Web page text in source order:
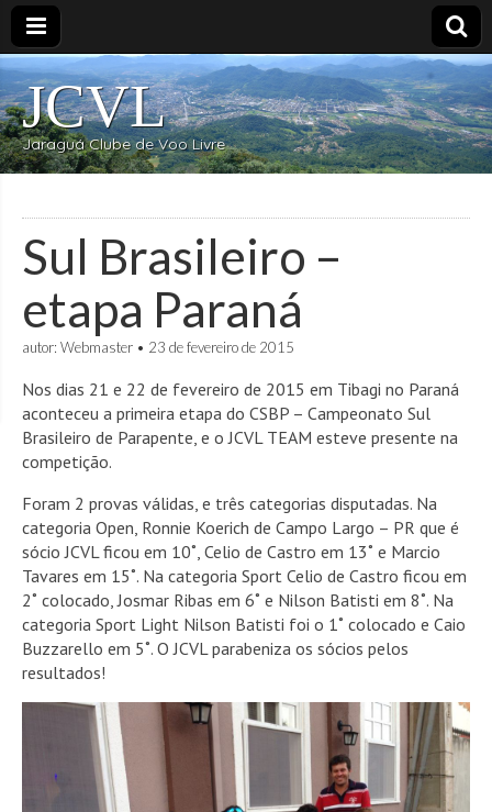
JCVL
Jaraguá Clube de Voo Livre
Sul Brasileiro –
etapa Paraná
autor: Webmaster • 23 de fevereiro de 2015
Nos dias 21 e 22 de fevereiro de 2015 em Tibagi no Paraná
aconteceu a primeira etapa do CSBP – Campeonato Sul
Brasileiro de Parapente, e o JCVL TEAM esteve presente na
competição.
Foram 2 provas válidas, e três categorias disputadas. Na
categoria Open, Ronnie Koerich de Campo Largo – PR que é
sócio JCVL ficou em 10˚, Celio de Castro em 13˚ e Marcio
Tavares em 15˚. Na categoria Sport Celio de Castro ficou em
2˚ colocado, Josmar Ribas em 6˚ e Nilson Batisti em 8˚. Na
categoria Sport Light Nilson Batisti foi o 1˚ colocado e Caio
Buzzarello em 5˚. O JCVL parabeniza os sócios pelos
resultados!